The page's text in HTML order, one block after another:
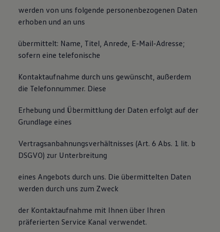
werden von uns folgende personenbezogenen Daten
erhoben und an uns
übermittelt: Name, Titel, Anrede, E-Mail-Adresse;
sofern eine telefonische
Kontaktaufnahme durch uns gewünscht, außerdem
die Telefonnummer. Diese
Erhebung und Übermittlung der Daten erfolgt auf der
Grundlage eines
Vertragsanbahnungsverhältnisses (Art. 6 Abs. 1 lit. b
DSGVO) zur Unterbreitung
eines Angebots durch uns. Die übermittelten Daten
werden durch uns zum Zweck
der Kontaktaufnahme mit Ihnen über Ihren
präferierten Service Kanal verwendet.